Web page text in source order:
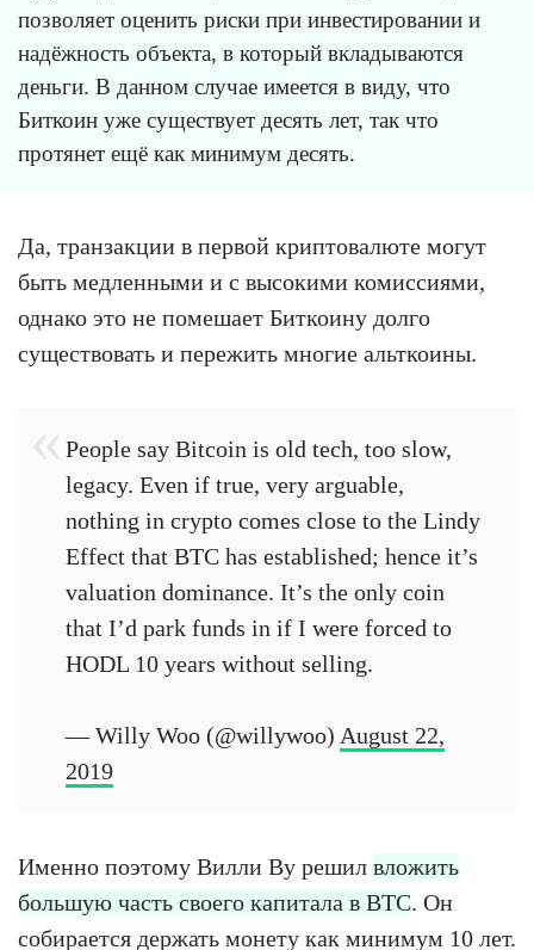
позволяет оценить риски при инвестировании и
надёжность объекта, в который вкладываются
деньги. В данном случае имеется в виду, что
Биткоин уже существует десять лет, так что
протянет ещё как минимум десять.
Да, транзакции в первой криптовалюте могут
быть медленными и с высокими комиссиями,
однако это не помешает Биткоину долго
существовать и пережить многие альткоины.
People say Bitcoin is old tech, too slow,
legacy. Even if true, very arguable,
nothing in crypto comes close to the Lindy
Effect that BTC has established; hence it’s
valuation dominance. It’s the only coin
that I’d park funds in if I were forced to
HODL 10 years without selling.
— Willy Woo (@willywoo) August 22,
2019
Именно поэтому Вилли Ву решил вложить
большую часть своего капитала в BTC. Он
собирается держать монету как минимум 10 лет.